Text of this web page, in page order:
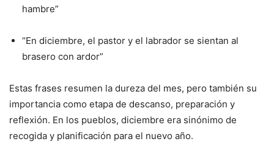
hambre”
“En diciembre, el pastor y el labrador se sientan al
brasero con ardor”
Estas frases resumen la dureza del mes, pero también su
importancia como etapa de descanso, preparación y
reflexión. En los pueblos, diciembre era sinónimo de
recogida y planificación para el nuevo año.